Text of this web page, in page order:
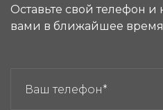
Оставьте свой телефон и
вами в ближайшее